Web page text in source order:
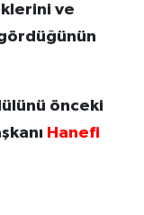
ve
önceki
Hanefi